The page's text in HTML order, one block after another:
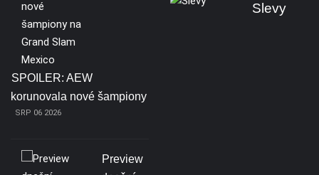
SPOILER: AEW
korunovala nové šampiony
SRP 06 2026
Preview
Slevy